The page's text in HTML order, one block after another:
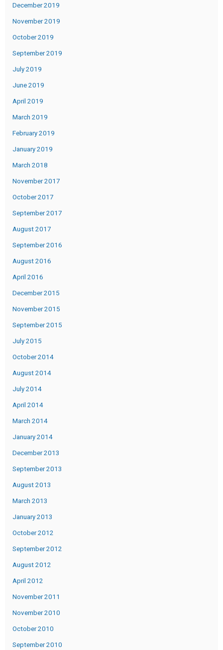
December 2019
November 2019
October 2019
September 2019
July 2019
June 2019
April 2019
March 2019
February 2019
January 2019
March 2018
November 2017
October 2017
September 2017
August 2017
September 2016
August 2016
April 2016
December 2015
November 2015
September 2015
July 2015
October 2014
August 2014
July 2014
April 2014
March 2014
January 2014
December 2013
September 2013
August 2013
March 2013
January 2013
October 2012
September 2012
August 2012
April 2012
November 2011
November 2010
October 2010
September 2010